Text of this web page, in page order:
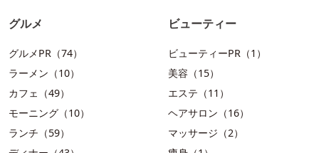
グルメ
グルメPR（74）
ラーメン（10）
カフェ（49）
モーニング（10）
ランチ（59）
ビューティー
ビューティーPR（1）
美容（15）
エステ（11）
ヘアサロン（16）
マッサージ（2）